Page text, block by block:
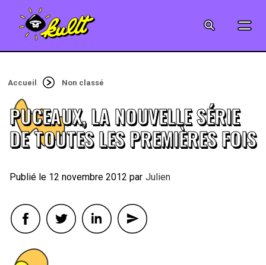
MUSIQUE
JEUX-VIDÉO
Accueil Non classé
PUCEAUX, LA NOUVELLE SÉRIE
DE TOUTES LES PREMIÈRES FOIS
12 novembre 2012 By Julien